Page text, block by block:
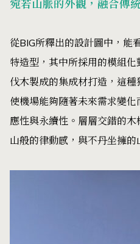
宛若山脈的外觀，融合傳
從BIG所釋出的設計圖中，能
特造型，其中所採用的模組
伐木製成的集成材打造，這種
使機場能夠隨著未來需求變
應性與永續性。層層交錯的
山般的律動感，與不丹坐擁的